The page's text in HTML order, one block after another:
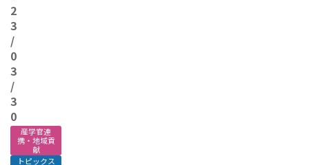
2
3
/
0
3
/
3
0
産学官連
携・地域貢
献
トピックス